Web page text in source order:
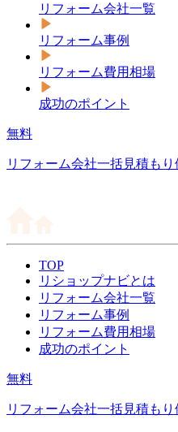
リフォーム会社一覧
リフォーム事例
リフォーム費用相場
成功のポイント
無料
リフォーム会社一括見積もり
TOP
リショップナビとは
リフォーム会社一覧
リフォーム事例
リフォーム費用相場
成功のポイント
無料
リフォーム会社一括見積もり